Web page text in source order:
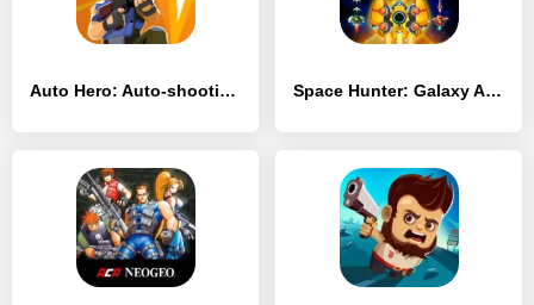
Auto Hero: Auto-shooting game Space Hunter: Galaxy Attack Arcade Shooting Game